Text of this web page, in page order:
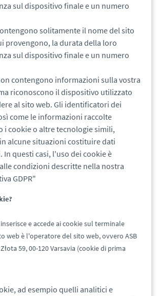
sul dispositivo finale e un numero
solitamente il nome del sito
provengono, la durata della loro
sul dispositivo finale e un numero
contengono informazioni sulla vostra
riconoscono il dispositivo utilizzato
al sito web. Gli identificatori dei
come le informazioni raccolte
i cookie o altre tecnologie simili,
alcune situazioni costituire dati
In questi casi, l'uso dei cookie è
condizioni descritte nella nostra
GDPR"
e accede ai cookie sul terminale
web è l'operatore del sito web, ovvero ASB
59, 00-120 Varsavia (cookie di prima
ad esempio quelli analitici e